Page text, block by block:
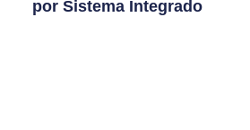
por Sistema Integrado